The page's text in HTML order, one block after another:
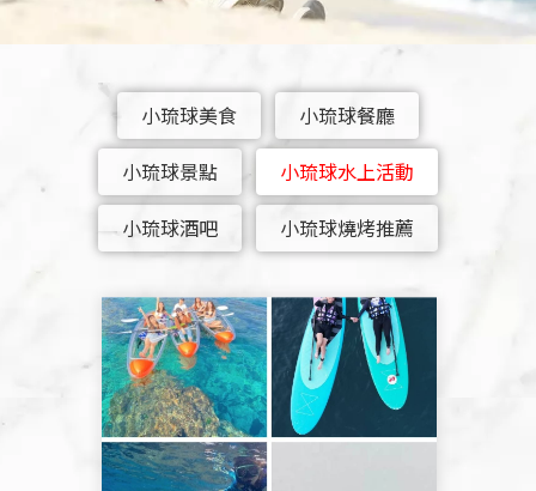
小琉球美食
小琉球餐廳
小琉球景點
小琉球水上活動
小琉球酒吧
小琉球燒烤推薦